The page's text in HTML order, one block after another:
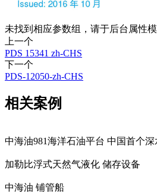
未找到相应参数组，请于后台属性
上一个
PDS 15341 zh-CHS
下一个
PDS-12050-zh-CHS
相关案例
中海油981海洋石油平台 中国首个深
加勒比浮式天然气液化 储存设备
中海油 铺管船